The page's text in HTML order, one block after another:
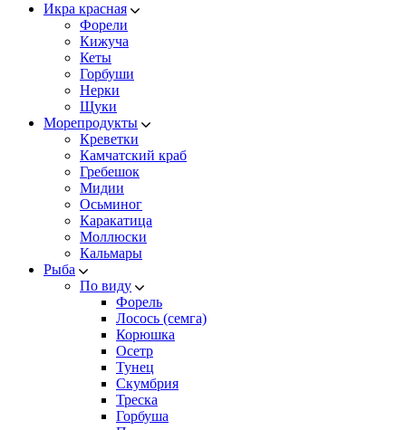
Икра красная
Форели
Кижуча
Кеты
Горбуши
Нерки
Щуки
Морепродукты
Креветки
Камчатский краб
Гребешок
Мидии
Осьминог
Каракатица
Моллюски
Кальмары
Рыба
По виду
Форель
Лосось (семга)
Корюшка
Осетр
Тунец
Скумбрия
Треска
Горбуша